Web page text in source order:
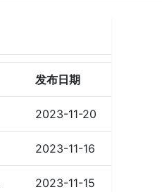
发布日期
2023-11-20
2023-11-16
2023-11-15